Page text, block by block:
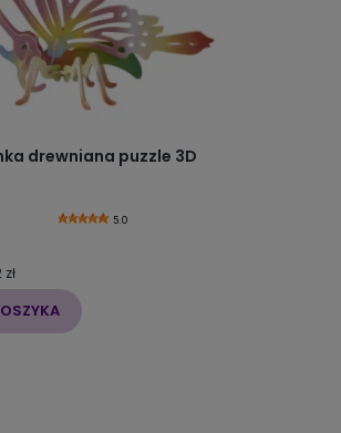
drewniana puzzle 3D
5.0
zł